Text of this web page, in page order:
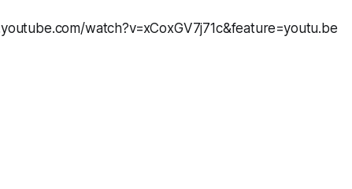
watch?v=xCoxGV7j71c&feature=youtu.be